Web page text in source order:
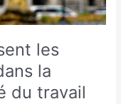
les
la
du travail